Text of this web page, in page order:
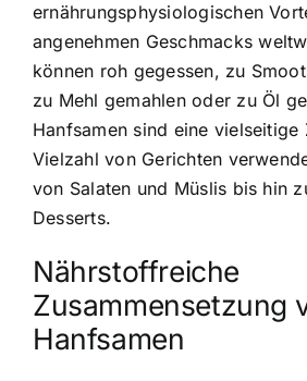
ernährungsphysiologischen
angenehmen Geschmacks
können roh gegessen, zu
zu Mehl gemahlen oder zu Öl
Hanfsamen sind eine
Vielzahl von Gerichten
von Salaten und Müslis bis hin
Desserts.
Nährstoffreiche
Zusammensetzung
Hanfsamen